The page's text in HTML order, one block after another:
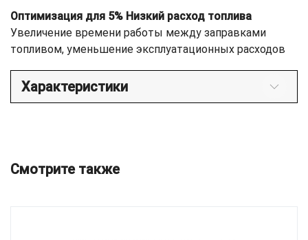
Оптимизация для 5% Низкий расход топлива
Увеличение времени работы между заправками
топливом, уменьшение эксплуатационных расходов
Характеристики
Смотрите также